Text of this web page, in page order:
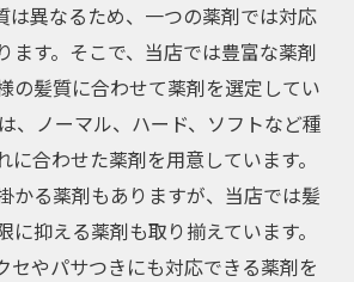
は異なるため、一つの薬剤では対応
ます。そこで、当店では豊富な薬剤
の髪質に合わせて薬剤を選定してい
、ノーマル、ハード、ソフトなど種
に合わせた薬剤を用意しています。
かる薬剤もありますが、当店では髪
に抑える薬剤も取り揃えています。
セやパサつきにも対応できる薬剤を